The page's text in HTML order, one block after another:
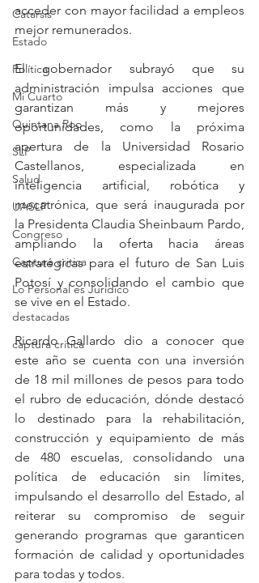
Catarsis
Estado
Política
Mi Cuarto
Quintana Roo
SLP
Salud
UASLP
Congreso
Captura critica
Lo Personal es Jurídico
destacadas
captura critica
acceder con mayor facilidad a empleos
mejor remunerados.
El gobernador subrayó que su
administración impulsa acciones que
garantizan más y mejores
oportunidades, como la próxima
apertura de la Universidad Rosario
Castellanos, especializada en
inteligencia artificial, robótica y
mecatrónica, que será inaugurada por
la Presidenta Claudia Sheinbaum Pardo,
ampliando la oferta hacia áreas
estratégicas para el futuro de San Luis
Potosí y consolidando el cambio que
se vive en el Estado.
Ricardo Gallardo dio a conocer que
este año se cuenta con una inversión
de 18 mil millones de pesos para todo
el rubro de educación, dónde destacó
lo destinado para la rehabilitación,
construcción y equipamiento de más
de 480 escuelas, consolidando una
política de educación sin límites,
impulsando el desarrollo del Estado, al
reiterar su compromiso de seguir
generando programas que garanticen
formación de calidad y oportunidades
para todas y todos.